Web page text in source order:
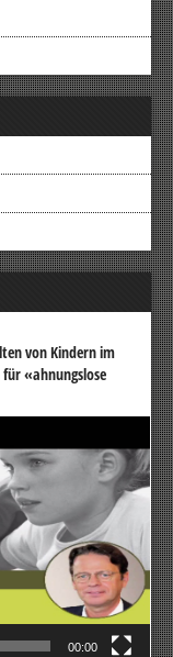
von Kindern im
«ahnungslose
00:00